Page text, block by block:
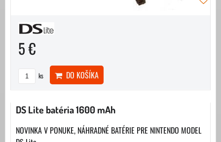
5 €
ks DO KOŠÍKA
DS Lite batéria 1600 mAh
NOVINKA V PONUKE, NÁHRADNÉ BATÉRIE PRE NINTENDO MODEL